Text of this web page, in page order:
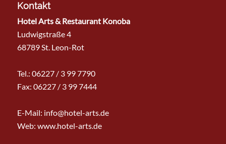
Kontakt
Hotel Arts & Restaurant Konoba
Ludwigstraße 4
68789 St. Leon-Rot
Tel.: 06227 / 3 99 7790
Fax: 06227 / 3 99 7444
E-Mail: info@hotel-arts.de
Web: www.hotel-arts.de